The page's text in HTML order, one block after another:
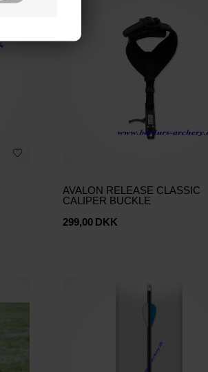
AVALON RELEASE CLASSIC
CALIPER BUCKLE
299,00 DKK